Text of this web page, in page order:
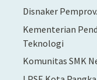
Disnaker
Kementerian
Teknologi
Komunitas SMK